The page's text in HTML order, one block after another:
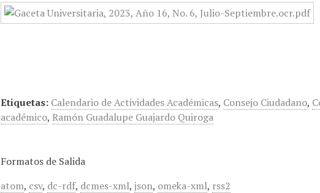
Etiquetas: Calendario de Actividades Académicas, Consejo Ciudadano,
académico, Ramón Guadalupe Guajardo Quiroga
Formatos de Salida
atom, csv, dc-rdf, dcmes-xml,json, omeka-xml, rss2